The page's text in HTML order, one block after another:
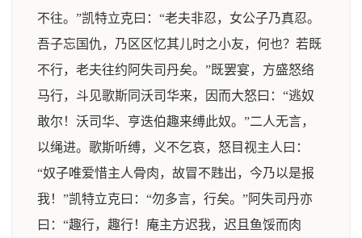
不往。”凯特立克曰：“老夫非忍，女公子乃真忍。
吾子忘国仇，乃区区忆其儿时之小友，何也？若既
不行，老夫往约阿失司丹矣。”既罢宴，方盛怒络
马行，斗见歌斯同沃司华来，因而大怒曰：“逃奴
敢尔！沃司华、亨迭伯趣来缚此奴。”二人无言，
以绳进。歌斯听缚，义不乞哀，怒目视主人曰：
“奴子唯爱惜主人骨肉，故冒不韪出，今乃以是报
我！”凯特立克曰：“勿多言，行矣。”阿失司丹亦
曰：“趣行，趣行！庵主方迟我，迟且鱼馁而肉